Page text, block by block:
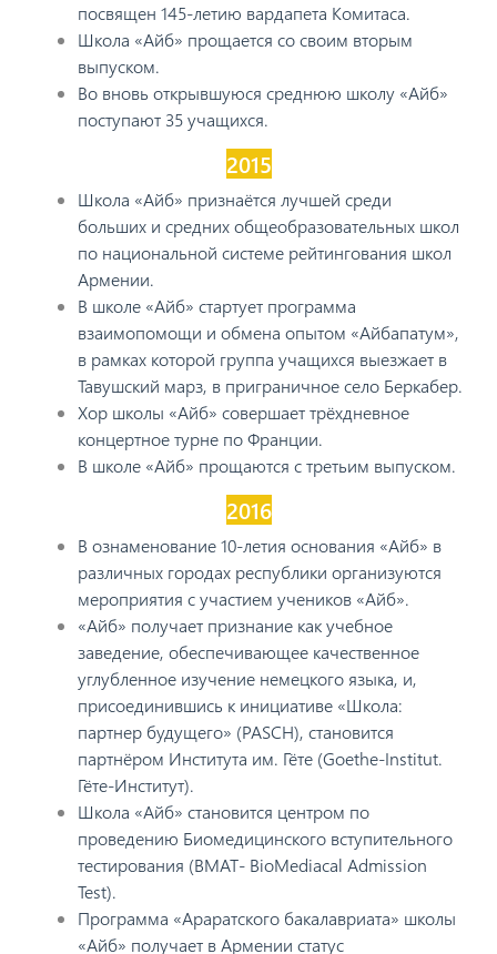
посвящен 145-летию вардапета Комитаса.
Школа «Айб» прощается со своим вторым
выпуском.
Во вновь открывшуюся среднюю школу «Айб»
поступают 35 учащихся.
2015
Школа «Айб» признаётся лучшей среди
больших и средних общеобразовательных школ
по национальной системе рейтингования школ
Армении.
В школе «Айб» стартует программа
взаимопомощи и обмена опытом «Айбапатум»,
в рамках которой группа учащихся выезжает в
Тавушский марз, в приграничное село Беркабер.
Хор школы «Айб» совершает трёхдневное
концертное турне по Франции.
В школе «Айб» прощаются с третьим выпуском.
2016
В ознаменование 10-летия основания «Айб» в
различных городах республики организуются
мероприятия с участием учеников «Айб».
«Айб» получает признание как учебное
заведение, обеспечивающее качественное
углубленное изучение немецкого языка, и,
присоединившись к инициативе «Школа:
партнер будущего» (PASCH), становится
партнёром Института им. Гёте (Goethe-Institut.
Гёте-Институт).
Школа «Айб» становится центром по
проведению Биомедицинского вступительного
тестирования (BMAT- BioMediacal Admission
Test).
Программа «Араратского бакалавриата» школы
«Айб» получает в Армении статус